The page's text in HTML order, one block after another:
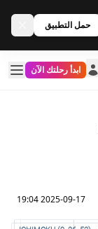
حمل التطبيق
ابدأ رحلتك الآن
2025-09-17 19:04